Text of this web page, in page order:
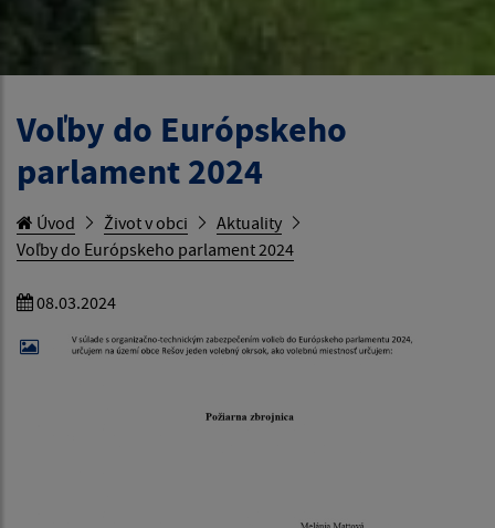
Voľby do Európskeho
parlament 2024
Úvod Život v obci
Aktuality
Voľby do Európskeho parlament 2024
08.03.2024